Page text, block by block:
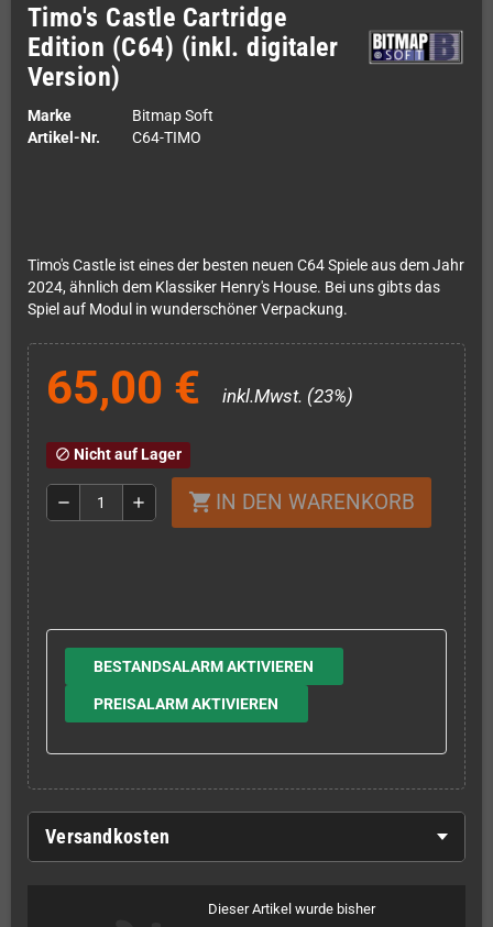
Timo's Castle Cartridge
Edition (C64) (inkl. digitaler
Version)
Marke
Bitmap Soft
Artikel-Nr.
C64-TIMO
Timo's Castle ist eines der besten neuen C64 Spiele aus dem Jahr
2024, ähnlich dem Klassiker Henry's House. Bei uns gibts das
Spiel auf Modul in wunderschöner Verpackung.
65,00 € inkl.Mwst. (23%)
block Nicht auf Lager
remove add shopping_cart IN DEN WARENKORB
BESTANDSALARM AKTIVIEREN
PREISALARM AKTIVIEREN
Versandkosten
Dieser Artikel wurde bisher